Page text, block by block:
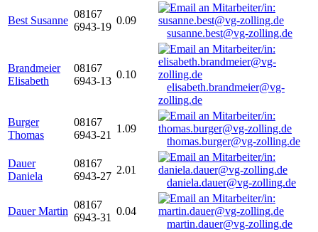
Best Susanne
08167
6943-19
0.09
susanne.best@vg-zolling.de
Brandmeier
Elisabeth
08167
6943-13
0.10
elisabeth.brandmeier@vg-
zolling.de
Burger
Thomas
08167
6943-21
1.09
thomas.burger@vg-zolling.de
Dauer
Daniela
08167
6943-27
2.01
daniela.dauer@vg-zolling.de
Dauer Martin
08167
6943-31
0.04
martin.dauer@vg-zolling.de